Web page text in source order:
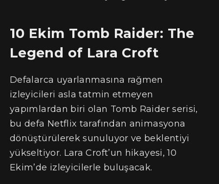
10 Ekim Tomb Raider: The
Legend of Lara Croft
Defalarca uyarlanmasına rağmen
izleyicileri asla tatmin etmeyen
yapımlardan biri olan Tomb Raider serisi,
bu defa Netflix tarafından animasyona
dönüştürülerek sunuluyor ve beklentiyi
yükseltiyor. Lara Croft’un hikayesi, 10
Ekim’de izleyicilerle buluşacak.